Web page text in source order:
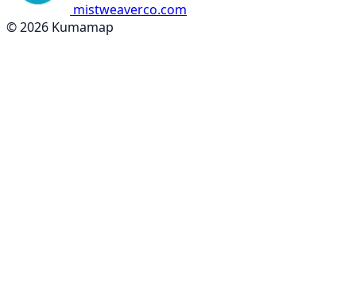
mistweaverco.com
© 2026 Kumamap